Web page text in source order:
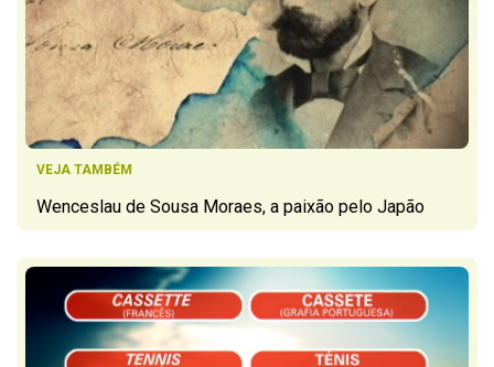
VEJA TAMBÉM
Wenceslau de Sousa Moraes, a paixão pelo Japão